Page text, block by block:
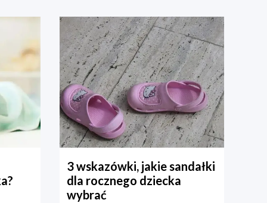
3 wskazówki, jakie sandałki
dla rocznego dziecka
wybrać